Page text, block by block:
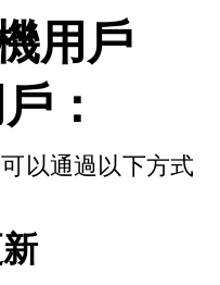
用戶
：
以通過以下方式